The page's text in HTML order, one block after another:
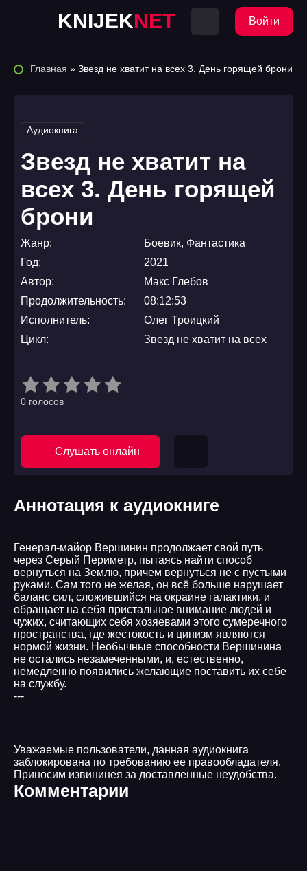
KNIJEKNET Войти
Главная » Звезд не хватит на всех 3. День горящей брони
Аудиокнига
Звезд не хватит на
всех 3. День горящей
брони
Жанр: Боевик, Фантастика
Год:
2021
Автор:
Макс Глебов
Продолжительность:
08:12:53
Исполнитель:
Олег Троицкий
Цикл:
Звезд не хватит на всех
0 голосов
Слушать онлайн
Аннотация к аудиокниге
Генерал-майор Вершинин продолжает свой путь
через Серый Периметр, пытаясь найти способ
вернуться на Землю, причем вернуться не с пустыми
руками. Сам того не желая, он всё больше нарушает
баланс сил, сложившийся на окраине галактики, и
обращает на себя пристальное внимание людей и
чужих, считающих себя хозяевами этого сумеречного
пространства, где жестокость и цинизм являются
нормой жизни. Необычные способности Вершинина
не остались незамеченными, и, естественно,
немедленно появились желающие поставить их себе
на службу.
---
Уважаемые пользователи, данная аудиокнига
заблокирована по требованию ее правообладателя.
Приносим извининея за доставленные неудобства.
Комментарии